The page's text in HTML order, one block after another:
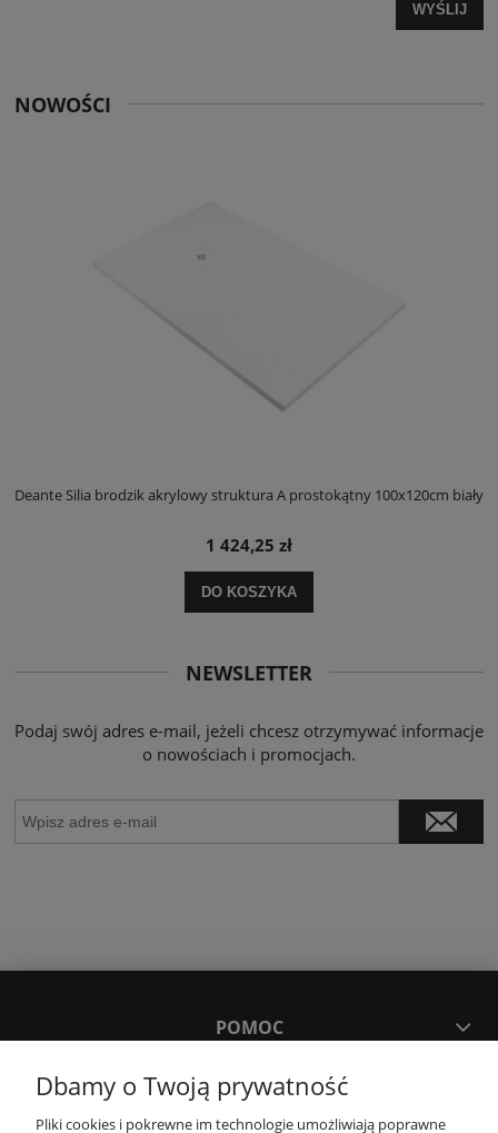
WYŚLIJ
NOWOŚCI
Deante Silia brodzik akrylowy struktura A prostokątny 100x120cm biały
1 424,25 zł
DO KOSZYKA
NEWSLETTER
Podaj swój adres e-mail, jeżeli chcesz otrzymywać informacje
o nowościach i promocjach.
POMOC
MOJE KONTO
Dbamy o Twoją prywatność
Pliki cookies i pokrewne im technologie umożliwiają poprawne